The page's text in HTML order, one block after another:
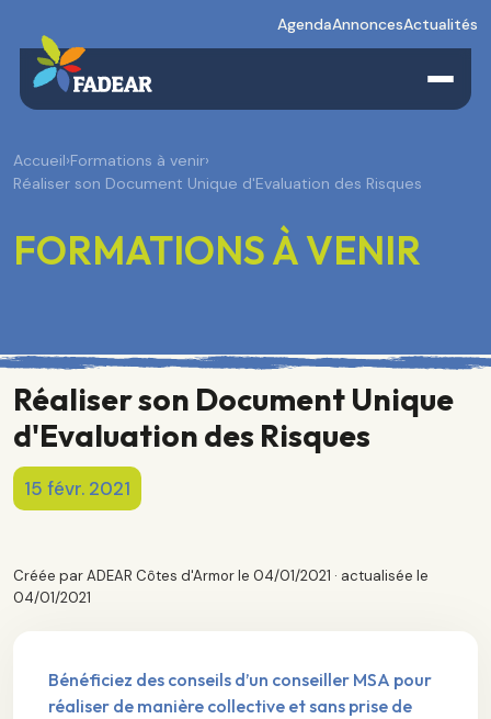
AgendaAnnoncesActualités
Accueil›Formations à venir›
Réaliser son Document Unique d'Evaluation des Risques
FORMATIONS À VENIR
Réaliser son Document Unique
d'Evaluation des Risques
15 févr. 2021
Créée par ADEAR Côtes d'Armor le 04/01/2021 · actualisée le
04/01/2021
Bénéficiez des conseils d’un conseiller MSA pour
réaliser de manière collective et sans prise de